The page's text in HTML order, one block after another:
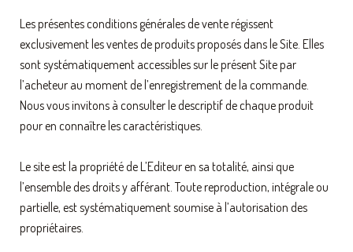
Les présentes conditions générales de vente régissent
exclusivement les ventes de produits proposés dans le Site. Elles
sont systématiquement accessibles sur le présent Site par
l’acheteur au moment de l’enregistrement de la commande.
Nous vous invitons à consulter le descriptif de chaque produit
pour en connaître les caractéristiques.
Le site est la propriété de L’Editeur en sa totalité, ainsi que
l’ensemble des droits y afférant. Toute reproduction, intégrale ou
partielle, est systématiquement soumise à l’autorisation des
propriétaires.